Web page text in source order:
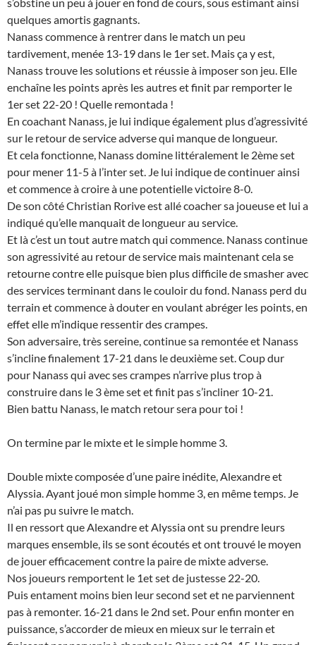
quelques amortis gagnants.
Nanass commence à rentrer dans le match un peu
tardivement, menée 13-19 dans le 1er set. Mais ça y est,
Nanass trouve les solutions et réussie à imposer son jeu. Elle
enchaîne les points après les autres et finit par remporter le
1er set 22-20 ! Quelle remontada !
En coachant Nanass, je lui indique également plus d’agressivité
sur le retour de service adverse qui manque de longueur.
Et cela fonctionne, Nanass domine littéralement le 2ème set
pour mener 11-5 à l’inter set. Je lui indique de continuer ainsi
et commence à croire à une potentielle victoire 8-0.
De son côté Christian Rorive est allé coacher sa joueuse et lui a
indiqué qu’elle manquait de longueur au service.
Et là c’est un tout autre match qui commence. Nanass continue
son agressivité au retour de service mais maintenant cela se
retourne contre elle puisque bien plus difficile de smasher avec
des services terminant dans le couloir du fond. Nanass perd du
terrain et commence à douter en voulant abréger les points, en
effet elle m’indique ressentir des crampes.
Son adversaire, très sereine, continue sa remontée et Nanass
s’incline finalement 17-21 dans le deuxième set. Coup dur
pour Nanass qui avec ses crampes n’arrive plus trop à
construire dans le 3 ème set et finit pas s’incliner 10-21.
Bien battu Nanass, le match retour sera pour toi !
On termine par le mixte et le simple homme 3.
Double mixte composée d’une paire inédite, Alexandre et
Alyssia. Ayant joué mon simple homme 3, en même temps. Je
n’ai pas pu suivre le match.
Il en ressort que Alexandre et Alyssia ont su prendre leurs
marques ensemble, ils se sont écoutés et ont trouvé le moyen
de jouer efficacement contre la paire de mixte adverse.
Nos joueurs remportent le 1et set de justesse 22-20.
Puis entament moins bien leur second set et ne parviennent
pas à remonter. 16-21 dans le 2nd set. Pour enfin monter en
puissance, s’accorder de mieux en mieux sur le terrain et